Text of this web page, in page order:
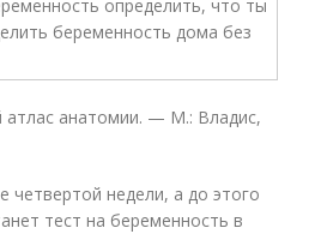
атлас анатомии. — М.: Владис,
недели, а до этого
тест на беременность в